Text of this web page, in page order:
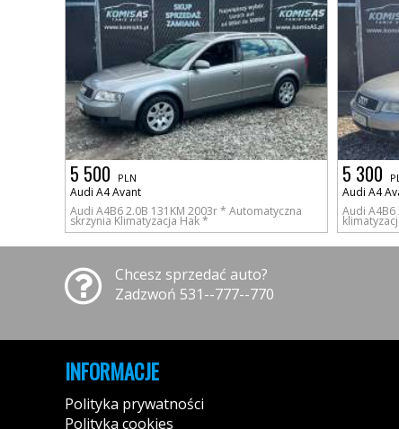
5 500 PLN
Audi A4 Avant
Audi A4B6 2.0B 131KM 2003r * Automatyczna
skrzynia Klimatyzacja Hak *
5 300
Audi A4
Audi A4B6
Chcesz sprzedać auto?
Zadzwoń 531--777--770
INFORMACJE
Polityka prywatności
Polityka cookies